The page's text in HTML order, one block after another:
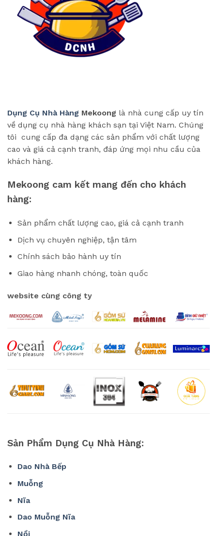
Dụng Cụ Nhà Hàng Mekoong là nhà cung cấp uy tín
về dụng cụ nhà hàng khách sạn tại Việt Nam. Chúng
tôi cung cấp đa dạng các sản phẩm với chất lượng
cao và giá cả cạnh tranh, đáp ứng mọi nhu cầu của
khách hàng.
Mekoong cam kết mang đến cho khách
hàng:
Sản phẩm chất lượng cao, giá cả cạnh tranh
Dịch vụ chuyên nghiệp, tận tâm
Chính sách bảo hành uy tín
Giao hàng nhanh chóng, toàn quốc
website cùng công ty
Sản Phẩm Dụng Cụ Nhà Hàng:
Dao Nhà Bếp
Muỗng
Nĩa
Dao Muỗng Nĩa
Nồi